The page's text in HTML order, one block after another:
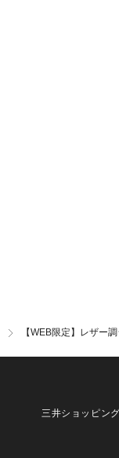
【WEB限定】レザー
三井ショッピン